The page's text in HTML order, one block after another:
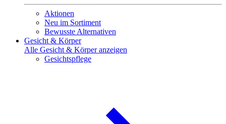
Aktionen
Neu im Sortiment
Bewusste Alternativen
Gesicht & Körper
Alle Gesicht & Körper anzeigen
Gesichtspflege